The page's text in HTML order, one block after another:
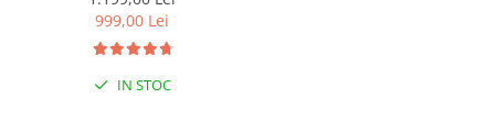
999,00 Lei
IN STOC